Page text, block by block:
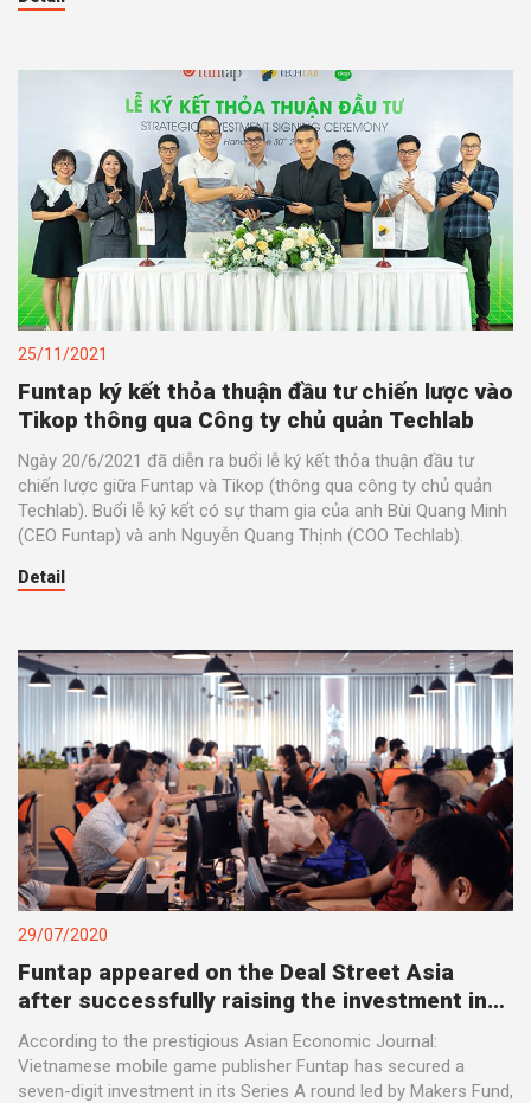
25/11/2021
Funtap ký kết thỏa thuận đầu tư chiến lược vào
Tikop thông qua Công ty chủ quản Techlab
Ngày 20/6/2021 đã diễn ra buổi lễ ký kết thỏa thuận đầu tư
chiến lược giữa Funtap và Tikop (thông qua công ty chủ quản
Techlab). Buổi lễ ký kết có sự tham gia của anh Bùi Quang Minh
(CEO Funtap) và anh Nguyễn Quang Thịnh (COO Techlab).
Detail
29/07/2020
Funtap appeared on the Deal Street Asia
after successfully raising the investment in
Series A round
According to the prestigious Asian Economic Journal:
Vietnamese mobile game publisher Funtap has secured a
seven-digit investment in its Series A round led by Makers Fund,